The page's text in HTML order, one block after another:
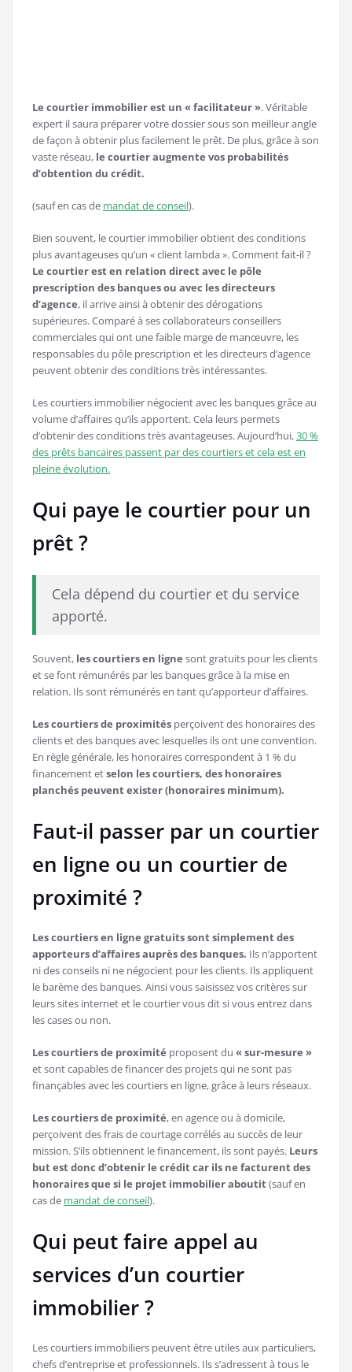
Le courtier immobilier est un « facilitateur ». Véritable
expert il saura préparer votre dossier sous son meilleur angle
de façon à obtenir plus facilement le prêt. De plus, grâce à son
vaste réseau, le courtier augmente vos probabilités
d’obtention du crédit.
(sauf en cas de mandat de conseil).
Bien souvent, le courtier immobilier obtient des conditions
plus avantageuses qu’un « client lambda ». Comment fait-il ?
Le courtier est en relation direct avec le pôle
prescription des banques ou avec les directeurs
d’agence, il arrive ainsi à obtenir des dérogations
supérieures. Comparé à ses collaborateurs conseillers
commerciales qui ont une faible marge de manœuvre, les
responsables du pôle prescription et les directeurs d’agence
peuvent obtenir des conditions très intéressantes.
Les courtiers immobilier négocient avec les banques grâce au
volume d’affaires qu’ils apportent. Cela leurs permets
d’obtenir des conditions très avantageuses. Aujourd’hui,30 %
des prêts bancaires passent par des courtiers et cela est en
pleine évolution.
Qui paye le courtier pour un
prêt ?
Cela dépend du courtier et du service
apporté.
Souvent, les courtiers en ligne sont gratuits pour les clients
et se font rémunérés par les banques grâce à la mise en
relation. Ils sont rémunérés en tant qu’apporteur d’affaires.
Les courtiers de proximités perçoivent des honoraires des
clients et des banques avec lesquelles ils ont une convention.
En règle générale, les honoraires correspondent à 1 % du
financement etselon les courtiers, des honoraires
planchés peuvent exister (honoraires minimum).
Faut-il passer par un courtier
en ligne ou un courtier de
proximité ?
Les courtiers en ligne gratuits sont simplement des
apporteurs d’affaires auprès des banques. Ils n’apportent
ni des conseils ni ne négocient pour les clients. Ils appliquent
le barème des banques. Ainsi vous saisissez vos critères sur
leurs sites internet et le courtier vous dit si vous entrez dans
les cases ou non.
Les courtiers de proximité proposent du « sur-mesure »
et sont capables de financer des projets qui ne sont pas
finançables avec les courtiers en ligne, grâce à leurs réseaux.
Les courtiers de proximité, en agence ou à domicile,
perçoivent des frais de courtage corrélés au succès de leur
mission. S’ils obtiennent le financement, ils sont payés. Leurs
but est donc d’obtenir le crédit car ils ne facturent des
honoraires que si le projet immobilier aboutit(sauf en
cas de mandat de conseil).
Qui peut faire appel au
services d’un courtier
immobilier ?
Les courtiers immobiliers peuvent être utiles aux particuliers,
chefs d’entreprise et professionnels. Ils s’adressent à tous le